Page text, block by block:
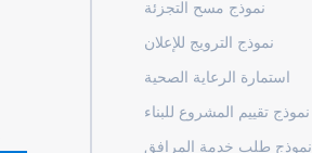
نموذج مسح التجزئة
نموذج الترويج للإعلان
استمارة الرعاية الصحية
نموذج تقييم المشروع للبناء
نموذج طلب خدمة المرافق